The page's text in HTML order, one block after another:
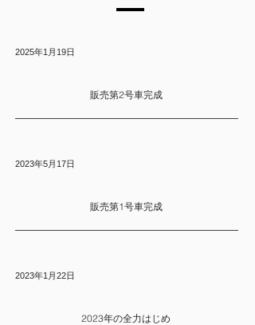
2025年1月19日
販売第2号車完成
2023年5月17日
販売第1号車完成
2023年1月22日
2023年の全力はじめ